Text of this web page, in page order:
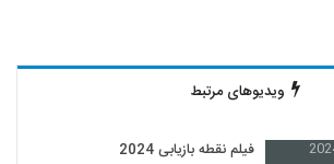
ویدیوهای مرتبط
فیلم نقطه بازیابی 2024